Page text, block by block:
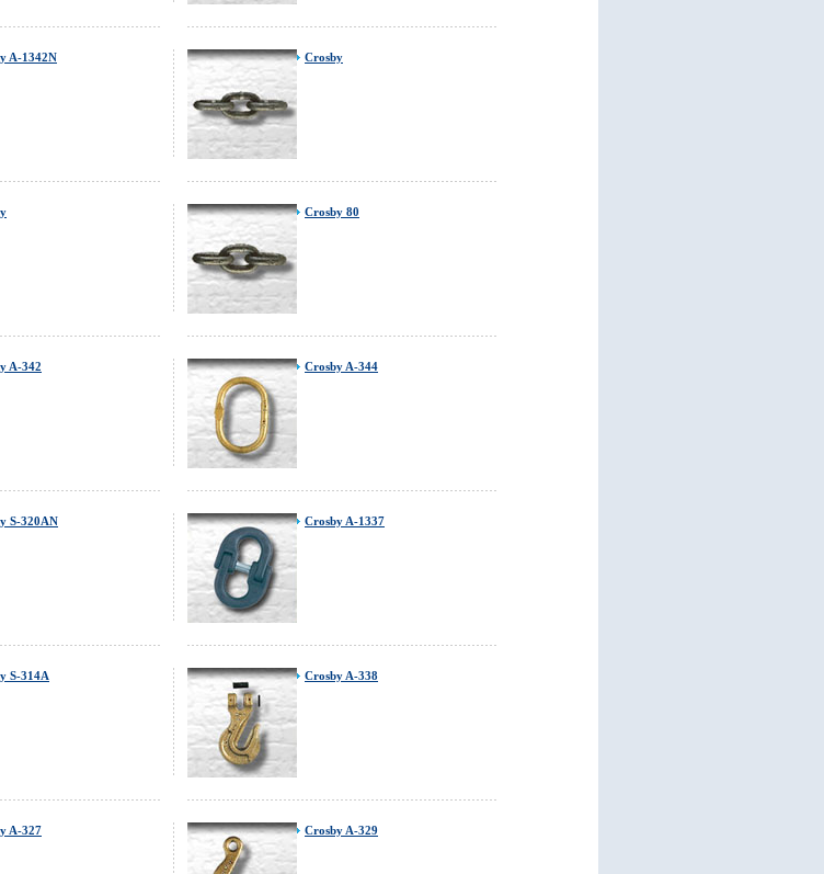
A-1342N Crosby
Crosby 80
A-342 Crosby A-344
S-320AN Crosby A-1337
S-314A Crosby A-338
A-327 Crosby A-329